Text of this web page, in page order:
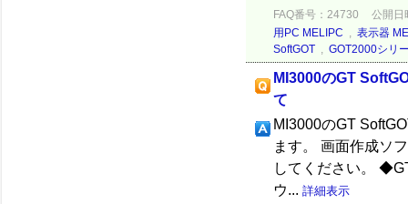
FAQ番号：24730
公開日
用PC MELIPC , 表示器
SoftGOT , GOT2000シリ
MI3000のGT
て
MI3000のGT
ます。 画面作成ソ
してください。
ウ... 詳細表示